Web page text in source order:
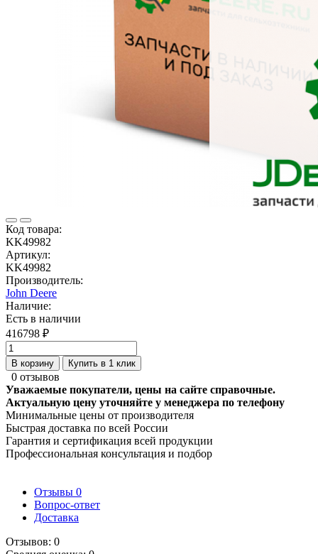
Код товара:
KK49982
Артикул:
KK49982
Производитель:
John Deere
Наличие:
Есть в наличии
416798 ₽
В корзину Купить в 1 клик
0 отзывов
Уважаемые покупатели, цены на сайте справочные.
Актуальную цену уточняйте у менеджера по телефону
Минимальные цены от производителя
Быстрая доставка по всей России
Гарантия и сертификация всей продукции
Профессиональная консультация и подбор
Отзывы 0
Вопрос-ответ
Доставка
Отзывов: 0